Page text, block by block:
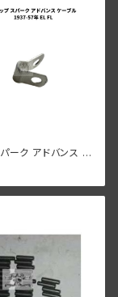
ーク アドバンス ケ
ーダビッドソン 19
FL